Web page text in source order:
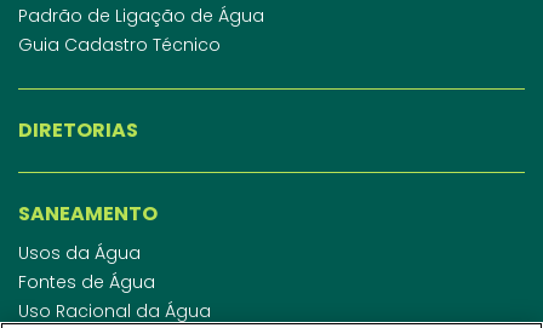
Padrão de Ligação de Água
Guia Cadastro Técnico
DIRETORIAS
SANEAMENTO
Usos da Água
Fontes de Água
Uso Racional da Água